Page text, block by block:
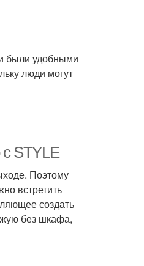
были удобными
люди могут
STYLE
Поэтому
встретить
создать
без шкафа,